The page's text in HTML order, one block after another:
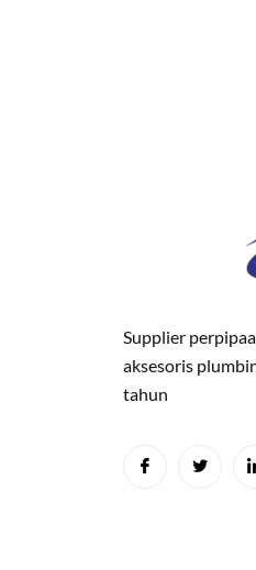
Supplier
aksesoris
tahun